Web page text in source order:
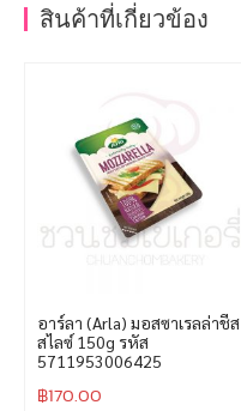
สินค้าที่เกี่ยวข้อง
อาร์ลา (Arla) มอสซาเรลล่าชีส
สไลซ์ 150g รหัส
5711953006425
฿170.00